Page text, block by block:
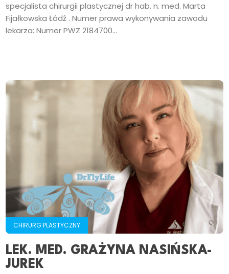
specjalista chirurgii plastycznej dr hab. n. med. Marta
Fijałkowska Łódź . Numer prawa wykonywania zawodu
lekarza: Numer PWZ 2184700...
CHIRURG PLASTYCZNY
LEK. MED. GRAŻYNA NASIŃSKA-
JUREK